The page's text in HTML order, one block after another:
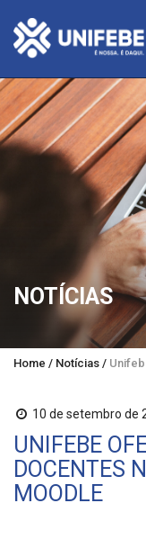
NOTÍCIAS
Home / Notícias /
10 de setembro de
UNIFEBE
DOCENTES
MOODLE